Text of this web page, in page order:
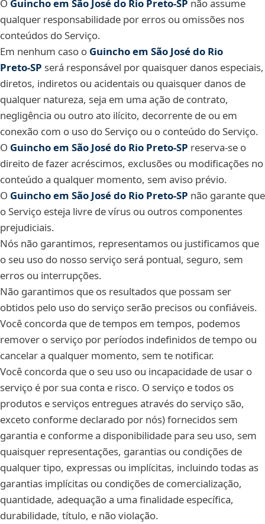
O Guincho em São José do Rio Preto‑SP não assume
qualquer responsabilidade por erros ou omissões nos
conteúdos do Serviço.
Em nenhum caso o Guincho em São José do Rio
Preto‑SP será responsável por quaisquer danos especiais,
diretos, indiretos ou acidentais ou quaisquer danos de
qualquer natureza, seja em uma ação de contrato,
negligência ou outro ato ilícito, decorrente de ou em
conexão com o uso do Serviço ou o conteúdo do Serviço.
O Guincho em São José do Rio Preto‑SP reserva-se o
direito de fazer acréscimos, exclusões ou modificações no
conteúdo a qualquer momento, sem aviso prévio.
O Guincho em São José do Rio Preto‑SP não garante que
o Serviço esteja livre de vírus ou outros componentes
prejudiciais.
Nós não garantimos, representamos ou justificamos que
o seu uso do nosso serviço será pontual, seguro, sem
erros ou interrupções.
Não garantimos que os resultados que possam ser
obtidos pelo uso do serviço serão precisos ou confiáveis.
Você concorda que de tempos em tempos, podemos
remover o serviço por períodos indefinidos de tempo ou
cancelar a qualquer momento, sem te notificar.
Você concorda que o seu uso ou incapacidade de usar o
serviço é por sua conta e risco. O serviço e todos os
produtos e serviços entregues através do serviço são,
exceto conforme declarado por nós) fornecidos sem
garantia e conforme a disponibilidade para seu uso, sem
quaisquer representações, garantias ou condições de
qualquer tipo, expressas ou implícitas, incluindo todas as
garantias implícitas ou condições de comercialização,
quantidade, adequação a uma finalidade específica,
durabilidade, título, e não violação.